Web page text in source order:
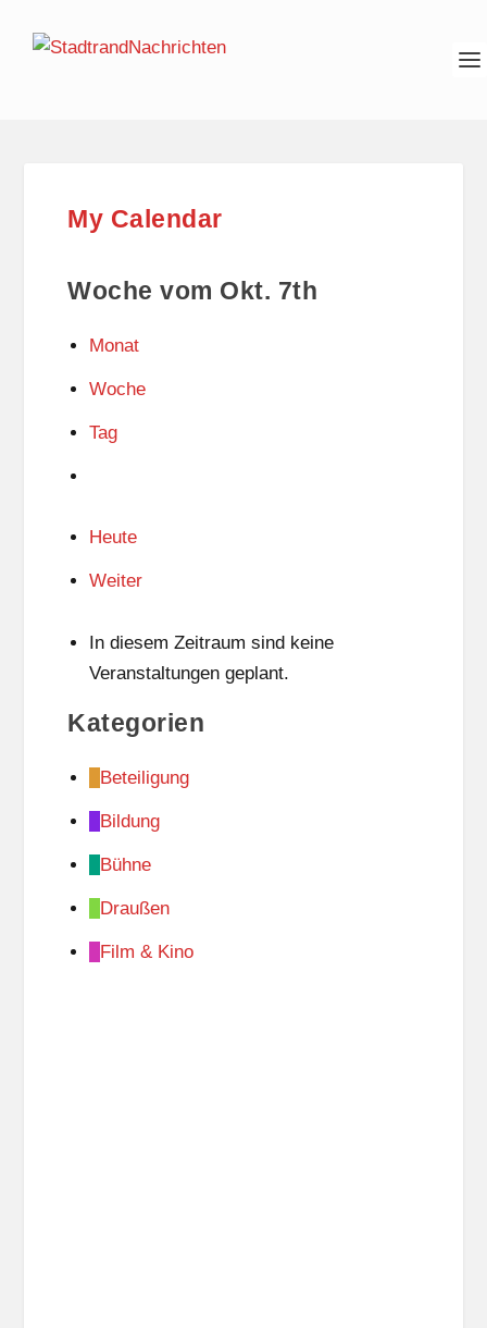
My Calendar
Woche vom Okt. 7th
Monat
Woche
Tag
Heute
Weiter
In diesem Zeitraum sind keine
Veranstaltungen geplant.
Kategorien
Beteiligung
Bildung
Bühne
Draußen
Film & Kino